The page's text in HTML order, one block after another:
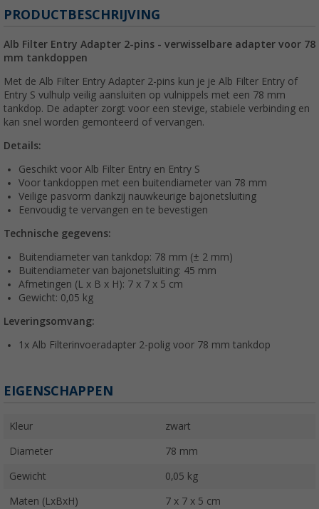
PRODUCTBESCHRIJVING
Alb Filter Entry Adapter 2-pins - verwisselbare adapter voor 78
mm tankdoppen
Met de Alb Filter Entry Adapter 2-pins kun je je Alb Filter Entry of
Entry S vulhulp veilig aansluiten op vulnippels met een 78 mm
tankdop. De adapter zorgt voor een stevige, stabiele verbinding en
kan snel worden gemonteerd of vervangen.
Details:
Geschikt voor Alb Filter Entry en Entry S
Voor tankdoppen met een buitendiameter van 78 mm
Veilige pasvorm dankzij nauwkeurige bajonetsluiting
Eenvoudig te vervangen en te bevestigen
Technische gegevens:
Buitendiameter van tankdop: 78 mm (± 2 mm)
Buitendiameter van bajonetsluiting: 45 mm
Afmetingen (L x B x H): 7 x 7 x 5 cm
Gewicht: 0,05 kg
Leveringsomvang:
1x Alb Filterinvoeradapter 2-polig voor 78 mm tankdop
EIGENSCHAPPEN
Kleur zwart
Diameter 78 mm
Gewicht 0,05 kg
Maten (LxBxH) 7 x 7 x 5 cm